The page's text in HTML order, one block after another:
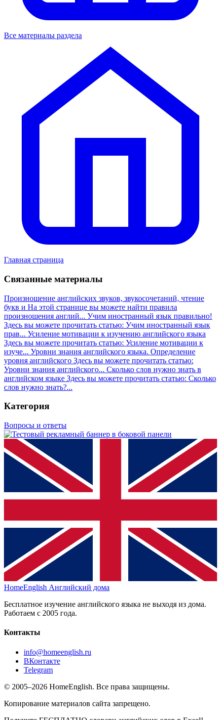
Все материалы раздела
Главная страница
Связанные материалы
Произношение английских звуков, звукосочетаний, чтение
букв и На этой странице вы можете найти правила
произношения англий... Учим иностранный язык правильно!
Здесь вы можете прочитать статью: Учим иностранный язык
прав... Усиление мотивации к изучению английского языка
Здесь вы можете прочитать статью: Усиление мотивации к
изуче... Уровни знания английского языка. Определение
уровня английского Здесь вы можете прочитать статью:
Уровни знания английского... Сколько слов нужно знать в
английском языке Здесь вы можете прочитать статью: Сколько
слов нужно знать?...
Категория
Вопросы и ответы
HomeEnglish Английский дома
Бесплатное изучение английского языка не выходя из дома.
Работаем с 2005 года.
Контакты
info@homeenglish.ru
ВКонтакте
Telegram
© 2005–2026 HomeEnglish. Все права защищены.
Копирование материалов сайта запрещено.